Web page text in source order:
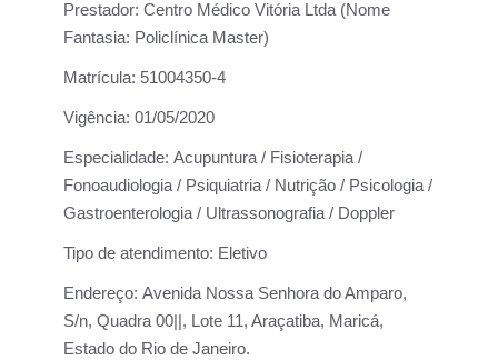
Prestador: Centro Médico Vitória Ltda (Nome
Fantasia: Policlínica Master)
Matrícula: 51004350-4
Vigência: 01/05/2020
Especialidade: Acupuntura / Fisioterapia /
Fonoaudiologia / Psiquiatria / Nutrição / Psicologia /
Gastroenterologia / Ultrassonografia / Doppler
Tipo de atendimento: Eletivo
Endereço: Avenida Nossa Senhora do Amparo,
S/n, Quadra 00||, Lote 11, Araçatiba, Maricá,
Estado do Rio de Janeiro.